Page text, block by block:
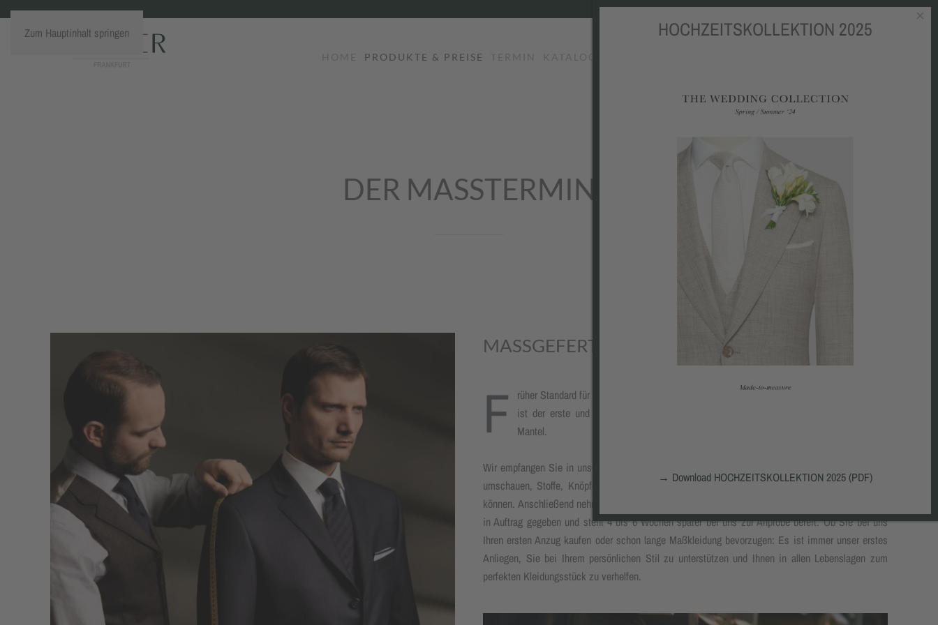
Zum Hauptinhalt springen
PRODUKTE & PREISE
DER MASSTERMIN
MASSGEFERTIGTE MODE
F
rüher Standard für den Gentleman, heute ein Luxus, den Sie lieben werden: Der Maßtermin
ist der erste und wichtigste Schritt auf dem Weg zu Ihrem neuen Anzug, Hemd oder
Mantel.
Wir empfangen Sie in unserem Atelier im Gärtnerweg in Frankfurt, in dem Sie sich ganz in Ruhe
umschauen, Stoffe, Knöpfe sowie alle modischen Optionen aussuchen und sich beraten lassen
können. Anschließend nehmen wir Ihre Maße; Ihr neues Kleidungsstück wird bei unseren Partnern
in Auftrag gegeben und steht 4 bis 6 Wochen später bei uns zur Anprobe bereit. Ob Sie bei uns
Ihren ersten Anzug kaufen oder schon lange Maßkleidung bevorzugen: Es ist immer unser erstes
Anliegen, Sie bei Ihrem persönlichen Stil zu unterstützen und Ihnen in allen Lebenslagen zum
perfekten Kleidungsstück zu verhelfen.
×
HOCHZEITSKOLLEKTION 2025
→ Download HOCHZEITSKOLLEKTION 2025 (PDF)